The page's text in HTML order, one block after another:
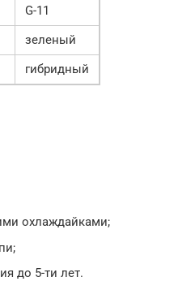
G-11
зеленый
гибридный
охлаждайками;
до 5-ти лет.